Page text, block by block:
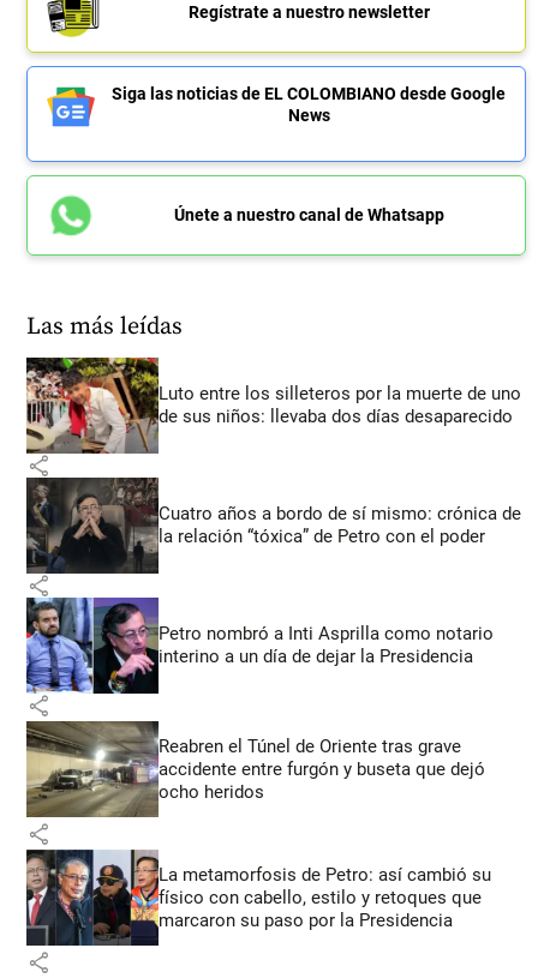
Regístrate a nuestro newsletter
Siga las noticias de EL COLOMBIANO desde Google
News
Únete a nuestro canal de Whatsapp
Las más leídas
Luto entre los silleteros por la muerte de uno
de sus niños: llevaba dos días desaparecido
share
Cuatro años a bordo de sí mismo: crónica de
la relación “tóxica” de Petro con el poder
share
Petro nombró a Inti Asprilla como notario
interino a un día de dejar la Presidencia
share
Reabren el Túnel de Oriente tras grave
accidente entre furgón y buseta que dejó
ocho heridos
share
La metamorfosis de Petro: así cambió su
físico con cabello, estilo y retoques que
marcaron su paso por la Presidencia
share